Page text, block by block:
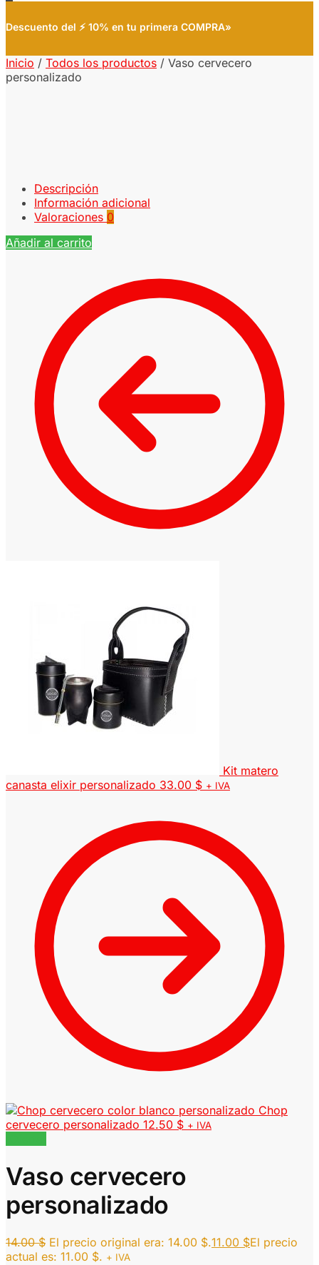
Descuento del ⚡ 10% en tu primera COMPRA»
Inicio / Todos los productos / Vaso cervecero
personalizado
Descripción
Información adicional
Valoraciones 0
Añadir al carrito
Kit matero
canasta elixir personalizado 33.00 $ + IVA
Chop
cervecero personalizado 12.50 $ + IVA
Vaso cervecero
personalizado
14.00$ El precio original era: 14.00 $.11.00 $El precio
actual es: 11.00 $. + IVA